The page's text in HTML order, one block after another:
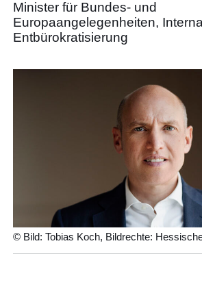
Minister für Bundes- und
Europaangelegenheiten,
Entbürokratisierung
© Bild: Tobias Koch, Bildrechte: